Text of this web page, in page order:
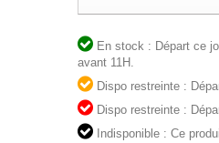
En stock : Départ ce
avant 11H.
Dispo restreinte :
Dispo restreinte :
Indisponible : Ce